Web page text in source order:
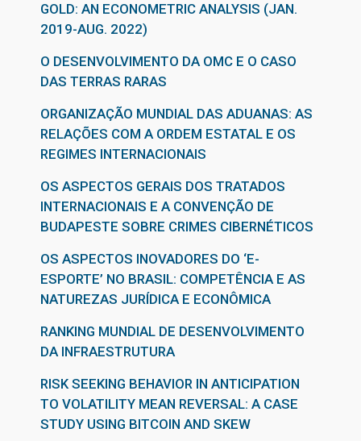
GOLD: AN ECONOMETRIC ANALYSIS (JAN.
2019-AUG. 2022)
O DESENVOLVIMENTO DA OMC E O CASO
DAS TERRAS RARAS
ORGANIZAÇÃO MUNDIAL DAS ADUANAS: AS
RELAÇÕES COM A ORDEM ESTATAL E OS
REGIMES INTERNACIONAIS
OS ASPECTOS GERAIS DOS TRATADOS
INTERNACIONAIS E A CONVENÇÃO DE
BUDAPESTE SOBRE CRIMES CIBERNÉTICOS
OS ASPECTOS INOVADORES DO ‘E-
ESPORTE’ NO BRASIL: COMPETÊNCIA E AS
NATUREZAS JURÍDICA E ECONÔMICA
RANKING MUNDIAL DE DESENVOLVIMENTO
DA INFRAESTRUTURA
RISK SEEKING BEHAVIOR IN ANTICIPATION
TO VOLATILITY MEAN REVERSAL: A CASE
STUDY USING BITCOIN AND SKEW